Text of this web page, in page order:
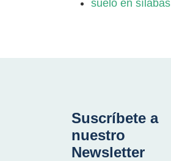
suelo en sílabas
Suscríbete a
nuestro
Newsletter